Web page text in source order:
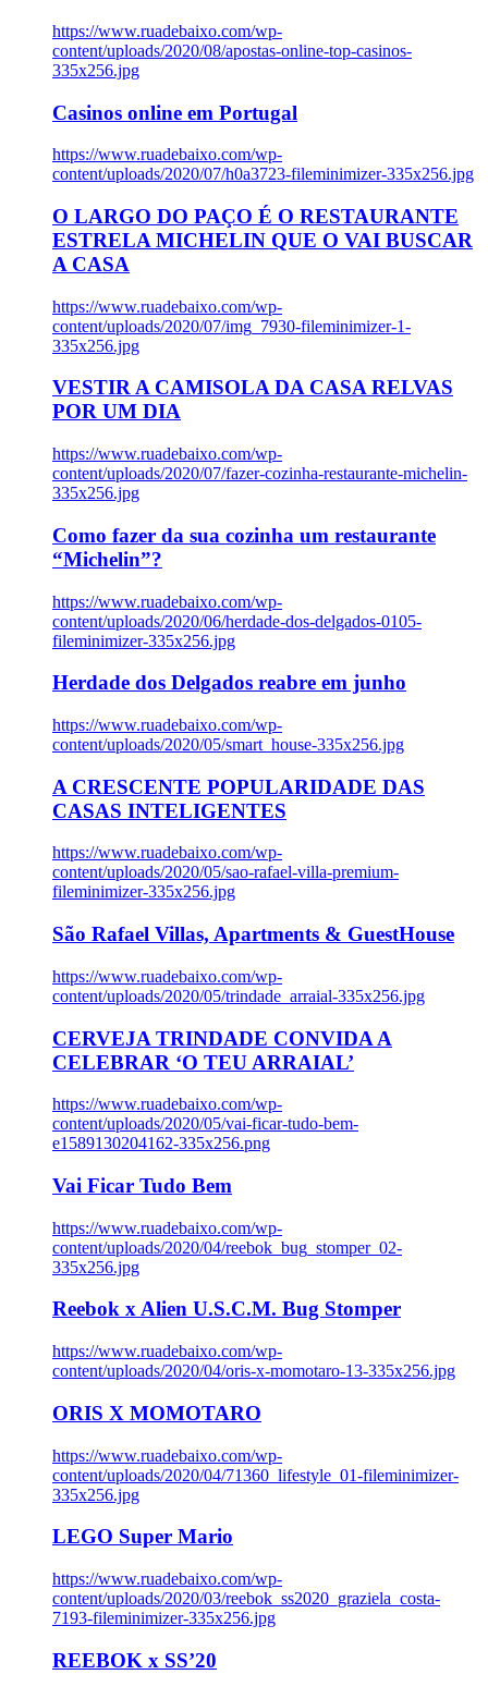
https://www.ruadebaixo.com/wp-
content/uploads/2020/08/apostas-online-top-casinos-
335x256.jpg
Casinos online em Portugal
https://www.ruadebaixo.com/wp-
content/uploads/2020/07/h0a3723-fileminimizer-335x256.jpg
O LARGO DO PAÇO É O RESTAURANTE
ESTRELA MICHELIN QUE O VAI BUSCAR
A CASA
https://www.ruadebaixo.com/wp-
content/uploads/2020/07/img_7930-fileminimizer-1-
335x256.jpg
VESTIR A CAMISOLA DA CASA RELVAS
POR UM DIA
https://www.ruadebaixo.com/wp-
content/uploads/2020/07/fazer-cozinha-restaurante-michelin-
335x256.jpg
Como fazer da sua cozinha um restaurante
“Michelin”?
https://www.ruadebaixo.com/wp-
content/uploads/2020/06/herdade-dos-delgados-0105-
fileminimizer-335x256.jpg
Herdade dos Delgados reabre em junho
https://www.ruadebaixo.com/wp-
content/uploads/2020/05/smart_house-335x256.jpg
A CRESCENTE POPULARIDADE DAS
CASAS INTELIGENTES
https://www.ruadebaixo.com/wp-
content/uploads/2020/05/sao-rafael-villa-premium-
fileminimizer-335x256.jpg
São Rafael Villas, Apartments & GuestHouse
https://www.ruadebaixo.com/wp-
content/uploads/2020/05/trindade_arraial-335x256.jpg
CERVEJA TRINDADE CONVIDA A
CELEBRAR ‘O TEU ARRAIAL’
https://www.ruadebaixo.com/wp-
content/uploads/2020/05/vai-ficar-tudo-bem-
e1589130204162-335x256.png
Vai Ficar Tudo Bem
https://www.ruadebaixo.com/wp-
content/uploads/2020/04/reebok_bug_stomper_02-
335x256.jpg
Reebok x Alien U.S.C.M. Bug Stomper
https://www.ruadebaixo.com/wp-
content/uploads/2020/04/oris-x-momotaro-13-335x256.jpg
ORIS X MOMOTARO
https://www.ruadebaixo.com/wp-
content/uploads/2020/04/71360_lifestyle_01-fileminimizer-
335x256.jpg
LEGO Super Mario
https://www.ruadebaixo.com/wp-
content/uploads/2020/03/reebok_ss2020_graziela_costa-
7193-fileminimizer-335x256.jpg
REEBOK x SS’20